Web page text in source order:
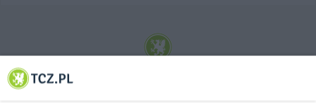
© 2001-2026 Tczew - TCZ.PL Sp. z o.o. Internetowy Serwis Informacyjny Miasta